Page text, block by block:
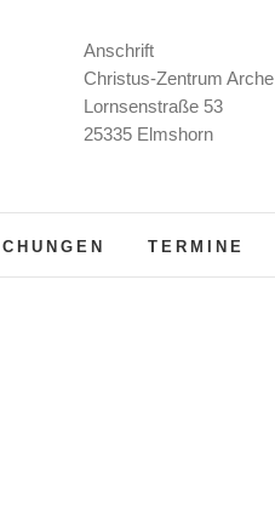
Anschrift
Christus-Zentrum Arche
Lornsenstraße 53
25335 Elmshorn
TERMINE